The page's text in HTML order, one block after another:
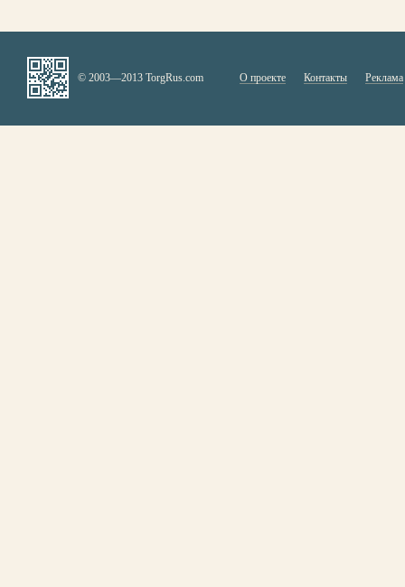
© 2003—2013 TorgRus.com О проекте Контакты Реклама